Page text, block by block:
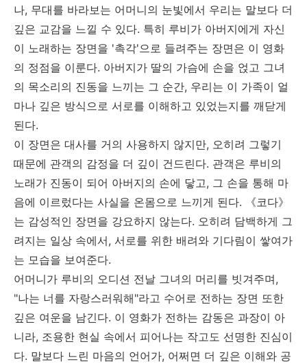
나, 무대를 바라보는 어머니의 눈빛에서 우리는 말보다 더
깊은 교감을 느낄 수 있다. 특히 루비가 아버지에게 자신
이 노래하는 장면을 '촉각'으로 들려주는 장면은 이 영화
의 정점을 이룬다. 아버지가 딸의 가슴에 손을 얹고 그녀
의 목소리의 진동을 느끼는 그 순간, 우리는 이 가족이 얼
마나 깊은 방식으로 서로를 이해하고 있었는지를 깨닫게
된다.
이 장면은 대사를 거의 사용하지 않지만, 오히려 그렇기
때문에 관객의 감정을 더 깊이 건드린다. 관객은 루비의
노래가 진동이 되어 아버지의 손에 닿고, 그 손을 통해 마
음에 이르렀다는 사실을 온몸으로 느끼게 된다. 《코다》
는 감성적인 장면을 강요하지 않는다. 오히려 담백하게 그
려지는 일상 속에서, 서로를 위한 배려와 기다림이 쌓여가
는 모습을 보여준다.
어머니가 루비의 오디션 전날 그녀의 머리를 빗겨주며,
"나는 너를 자랑스러워해"라고 수어로 전하는 장면 또한
깊은 여운을 남긴다. 이 영화가 전하는 감동은 과장이 아
니라, 조용한 현실 속에서 피어나는 작고도 선명한 진심이
다. 말보다 느린 마음의 언어가, 어쩌면 더 깊은 이해와 공